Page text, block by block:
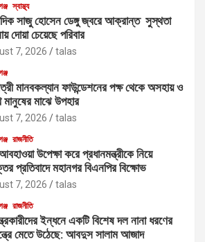
স্বাস্থ্য
সাজু হোসেন ডেঙ্গু জ্বরে আক্রান্ত সুস্থতা
দোয়া চেয়েছে পরিবার
7, 2026 talas
মানবকল্যান ফাউন্ডেশনের পক্ষ থেকে অসহায় ও
মানুষের মাঝে উপহার
7, 2026 talas
রাজনীতি
উপেক্ষা করে প্রধানমন্ত্রীকে নিয়ে
প্রতিবাদে মহানগর বিএনপির বিক্ষোভ
7, 2026 talas
রাজনীতি
ইন্ধনে একটি বিশেষ দল নানা ধরণের
মেতে উঠেছে: আবদুস সালাম আজাদ